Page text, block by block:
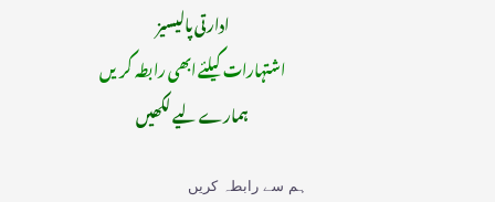
ادارتی پالیسیز
اشتہارات کیلئے ابھی رابطہ کریں
ہمارے لیے لکھیں
ہم سے رابطہ کریں